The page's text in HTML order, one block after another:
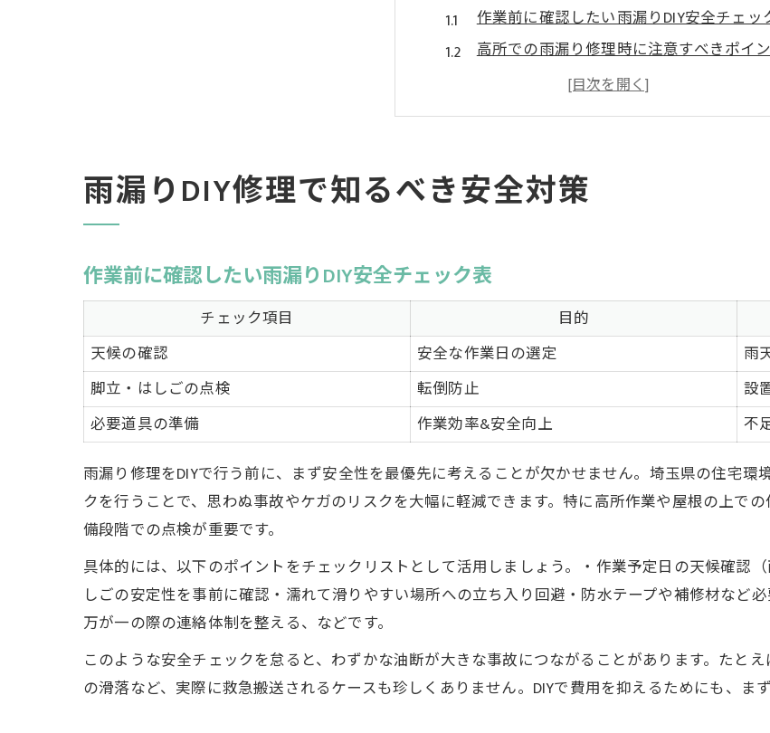
作業前に確認したい雨漏りDIY安全チェッ
高所での雨漏り修理時に注意すべきポイ
防水テープ使用時の事故予防策を徹底解説
雨漏り修理で使える安全グッズの選び方
コストを抑える雨漏り応急処置の実践法
雨漏り応急処置グッズ費用比較早見表
雨漏り防止に役立つ身近な道具の活用法
コスト削減を意識したDIY材料の選び方
応急処置ならではの失敗例と対策法
埼玉県で失敗しない雨漏り修理DIY入門
埼玉県の気候に合う雨漏りDIYポイント
雨漏り修理前に知るべき地域助成金一覧
初心者がやりがちな雨漏りDIYの注意点
雨漏りが多い家の特徴とDIY対策例
高所作業が危険な場合の雨漏り対策ポイント
高所作業が不安な方のための雨漏り対策
無理せず専門業者を選ぶ判断基準
雨漏り発見時にすぐできる安全対策
雨漏りDIY修理で知るべき安全対策
作業前に確認したい雨漏りDIY安全チェック表
チェック項目 目的
天候の確認
安全な作業日の選定
雨
脚立・はしごの点検
転倒防止
設
必要道具の準備
作業効率&安全向上
不
雨漏り修理をDIYで行う前に、まず安全性を最優先に考えることが欠かせません。埼玉県の住宅
クを行うことで、思わぬ事故やケガのリスクを大幅に軽減できます。特に高所作業や屋根の上で
備段階での点検が重要です。
具体的には、以下のポイントをチェックリストとして活用しましょう。・作業予定日の天候確認
しごの安定性を事前に確認・濡れて滑りやすい場所への立ち入り回避・防水テープや補修材など
万が一の際の連絡体制を整える、などです。
このような安全チェックを怠ると、わずかな油断が大きな事故につながることがあります。たと
の滑落など、実際に救急搬送されるケースも珍しくありません。DIYで費用を抑えるためにも、ま